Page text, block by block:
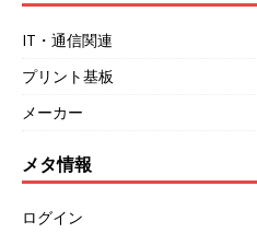
IT・通信関連
プリント基板
メーカー
メタ情報
ログイン